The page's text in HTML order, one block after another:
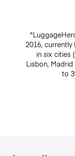
2016,
in six cities
Lisbon,
to